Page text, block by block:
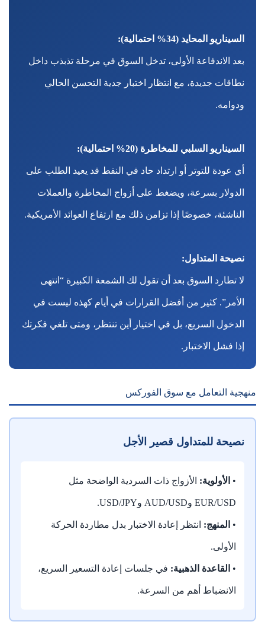
السيناريو المحايد (34% احتمالية):
بعد الاندفاعة الأولى، تدخل السوق في مرحلة تذبذب داخل
نطاقات جديدة، مع انتظار اختبار جدية التحسن الحالي
ودوامه.
السيناريو السلبي للمخاطرة (20% احتمالية):
أي عودة للتوتر أو ارتداد حاد في النفط قد يعيد الطلب على
الدولار بسرعة، ويضغط على أزواج المخاطرة والعملات
الناشئة، خصوصًا إذا تزامن ذلك مع ارتفاع العوائد الأمريكية.
نصيحة المتداول:
لا تطارد السوق بعد أن تقول لك الشمعة الكبيرة “انتهى
الأمر”. كثير من أفضل القرارات في أيام كهذه ليست في
الدخول السريع، بل في اختيار أين تنتظر، ومتى تلغي فكرتك
إذا فشل الاختبار.
منهجية التعامل مع سوق الفوركس
نصيحة للمتداول قصير الأجل
• الأولوية: الأزواج ذات السردية الواضحة مثل
EUR/USD وAUD/USD وUSD/JPY.
• المنهج: انتظر إعادة الاختبار بدل مطاردة الحركة
الأولى.
• القاعدة الذهبية: في جلسات إعادة التسعير السريع،
الانضباط أهم من السرعة.